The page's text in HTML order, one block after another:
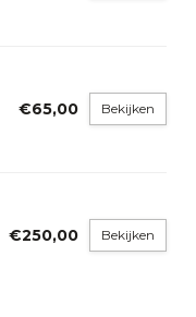
€65,00 Bekijken
€250,00 Bekijken